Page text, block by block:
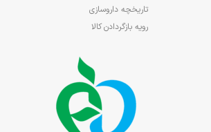
تاریخچه داروسازی
رویه بازگردادن کالا